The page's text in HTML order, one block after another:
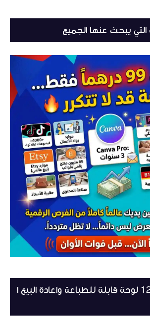
التي يبحث عنها الجميع
اكثر من 12000 لوحة قابلة للطباعة واعادة البيع ا